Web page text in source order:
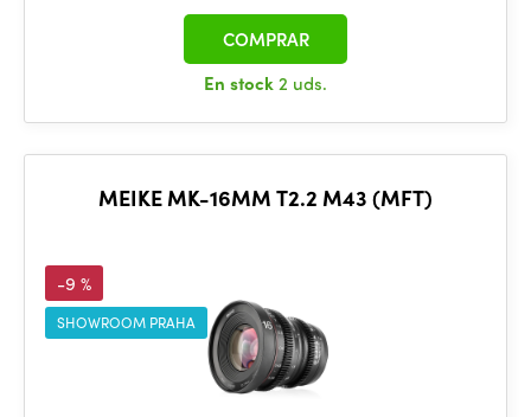
En stock2 uds.
COMPRAR
MEIKE MK-16MM T2.2 M43 (MFT)
-9 %
SHOWROOM PRAHA